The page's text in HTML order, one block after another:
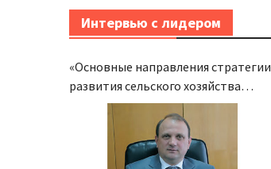
Интервью с лидером
«Основные направления стратегии
развития сельского хозяйства
Молдовы не изменятся»